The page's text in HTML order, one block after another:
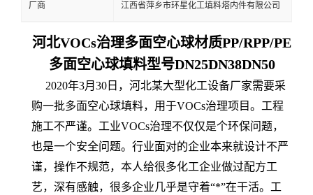
厂商 江西省萍乡市环星化工填料塔内件有限公司
河北VOCs治理多面空心球材质PP/RPP/PE
多面空心球填料型号DN25DN38DN50
2020年3月30日，河北某大型化工设备厂家需要采
购一批多面空心球填料，用于VOCs治理项目。工程
施工不严谨。工业VOCs治理不仅仅是个环保问题，
也是一个安全问题。行业面对的企业本来就设计不严
谨，操作不规范，本人给很多化工企业做过配方工
艺，深有感触，很多企业几乎是守着“*”在干活。工